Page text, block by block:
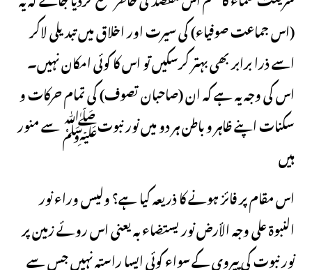
(اس جماعت صوفیاء) کی سیرت اور اخلاق میں تبدیلی لاکر
اسے ذرا برابر بھی بہتر کرسکیں تو اس کا کوئی امکان نہیں۔
اس کی وجہ یہ ہے کہ ان (صاحبان تصوف) کی تمام حرکات و
سکنات اپنے ظاہر و باطن ہر دو میں نور نبوتﷺ سے منور
ہیں
اس مقام پر فائز ہونے کا ذریعہ کیا ہے؟ ولیس وراء نور
النبوة على وجه الأرض نور یستضاء به یعنی اس روئے زمین پر
نور نبوت کی پیروی کے سواء کوئی ایسا راستہ نہیں جس سے